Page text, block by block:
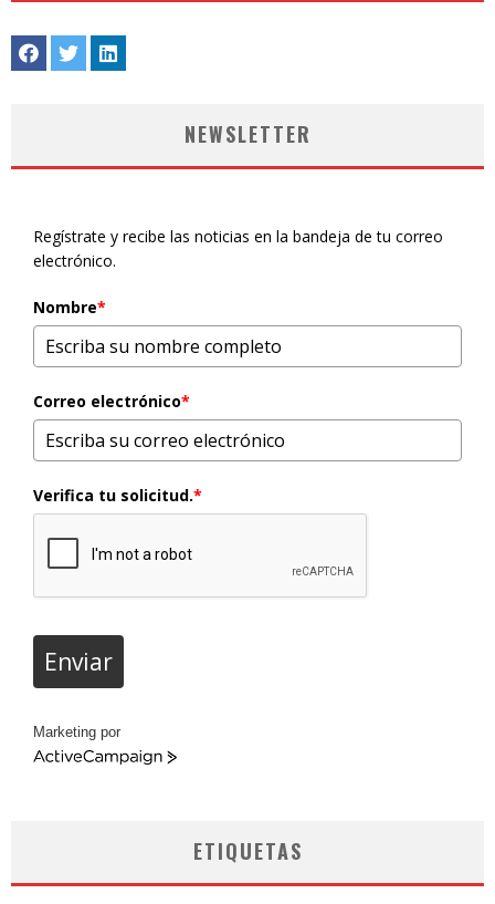
NEWSLETTER
Regístrate y recibe las noticias en la bandeja de tu correo
electrónico.
Nombre*
Correo electrónico*
Verifica tu solicitud.*
Enviar
Marketing por
ActiveCampaign
ETIQUETAS